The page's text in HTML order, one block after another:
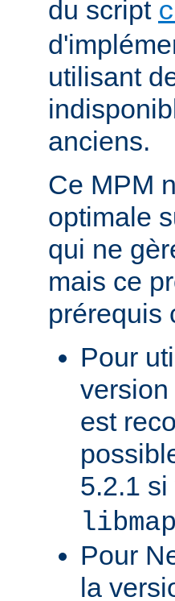
du script
utilisant
anciens.
Ce MPM
optimale
qui ne
mais ce
prérequis
Pour
est
5.2.1
Pour
la